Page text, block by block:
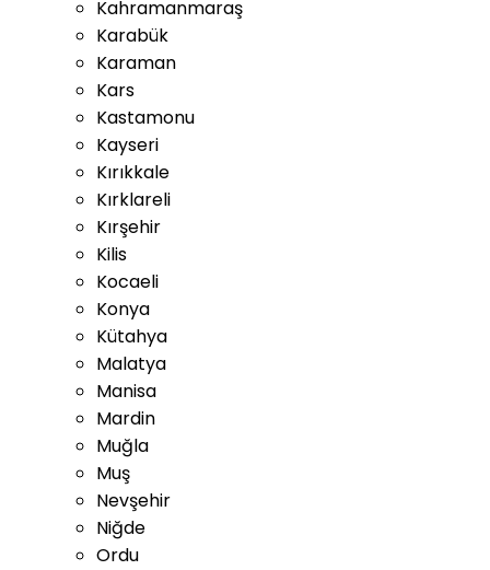
Kahramanmaraş
Karabük
Karaman
Kars
Kastamonu
Kayseri
Kırıkkale
Kırklareli
Kırşehir
Kilis
Kocaeli
Konya
Kütahya
Malatya
Manisa
Mardin
Muğla
Muş
Nevşehir
Niğde
Ordu